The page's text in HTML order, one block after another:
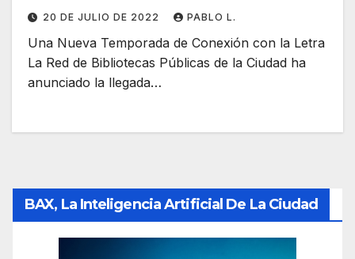
20 DE JULIO DE 2022 PABLO L.
Una Nueva Temporada de Conexión con la Letra
La Red de Bibliotecas Públicas de la Ciudad ha
anunciado la llegada…
BAX, La Inteligencia Artificial De La Ciudad